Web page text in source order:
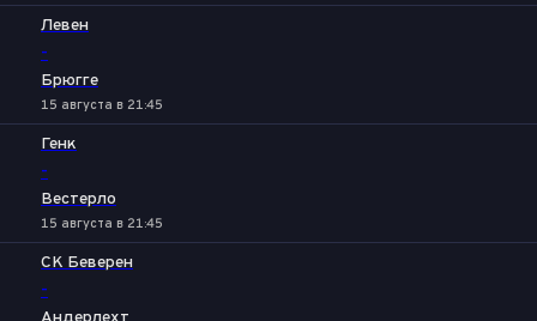
Левен
-
Брюгге
15 августа в 21:45
Генк
-
Вестерло
15 августа в 21:45
СК Беверен
-